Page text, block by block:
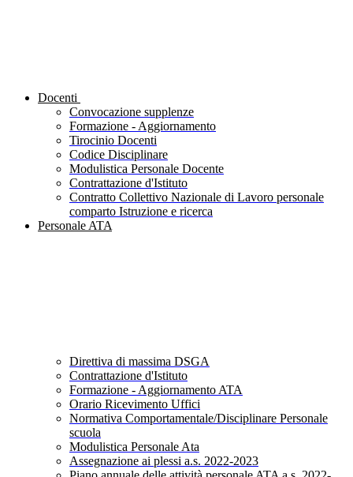
Docenti
Convocazione supplenze
Formazione - Aggiornamento
Tirocinio Docenti
Codice Disciplinare
Modulistica Personale Docente
Contrattazione d'Istituto
Contratto Collettivo Nazionale di Lavoro personale
comparto Istruzione e ricerca
Personale ATA
Direttiva di massima DSGA
Contrattazione d'Istituto
Formazione - Aggiornamento ATA
Orario Ricevimento Uffici
Normativa Comportamentale/Disciplinare Personale
scuola
Modulistica Personale Ata
Assegnazione ai plessi a.s. 2022-2023